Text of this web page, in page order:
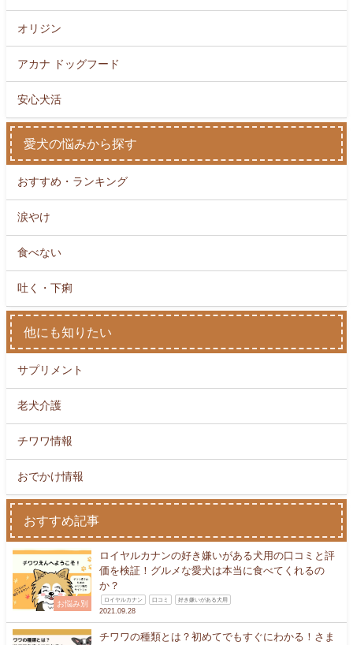
オリジン
アカナ ドッグフード
安心犬活
愛犬の悩みから探す
おすすめ・ランキング
涙やけ
食べない
吐く・下痢
他にも知りたい
サプリメント
老犬介護
チワワ情報
おでかけ情報
おすすめ記事
お悩み別
ロイヤルカナンの好き嫌いがある犬用の口コミと評
価を検証！グルメな愛犬は本当に食べてくれるの
か？
ロイヤルカナン 口コミ 好き嫌いがある犬用
2021.09.28
チワワの種類とは？初めてでもすぐにわかる！さま